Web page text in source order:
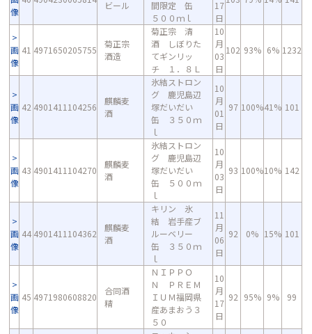
像
ビール
間限定 缶
５００ｍｌ
17
日
画
像
41 4971650205755
菊正宗
酒造
菊正宗 清
酒 しぼりた
てギンリッ
チ １．８Ｌ
10
月
03
日
102 93% 6% 1232
画
像
42 4901411104256
麒麟麦
酒
氷結ストロン
グ 鹿児島辺
塚だいだい
缶 ３５０ｍ
ｌ
10
月
01
日
97 100%41% 101
画
像
43 4901411104270
麒麟麦
酒
氷結ストロン
グ 鹿児島辺
塚だいだい
缶 ５００ｍ
ｌ
10
月
03
日
93 100%10% 142
画
像
44 4901411104362
麒麟麦
酒
キリン 氷
結 岩手産ブ
ルーベリー
缶 ３５０ｍ
ｌ
11
月
06
日
92 0% 15% 101
画
像
45 4971980608820
合同酒
精
ＮＩＰＰＯ
Ｎ ＰＲＥＭ
ＩＵＭ福岡県
産あまおう３
５０
10
月
17
日
92 95% 9% 99